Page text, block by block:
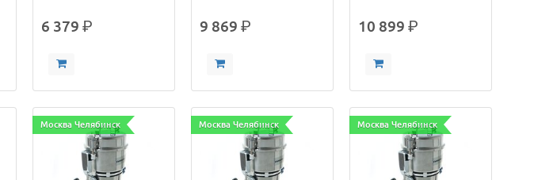
6 379 р. 9 869 р. 10 899 р.
Москва Челябинск Москва Челябинск Москва Челябинск